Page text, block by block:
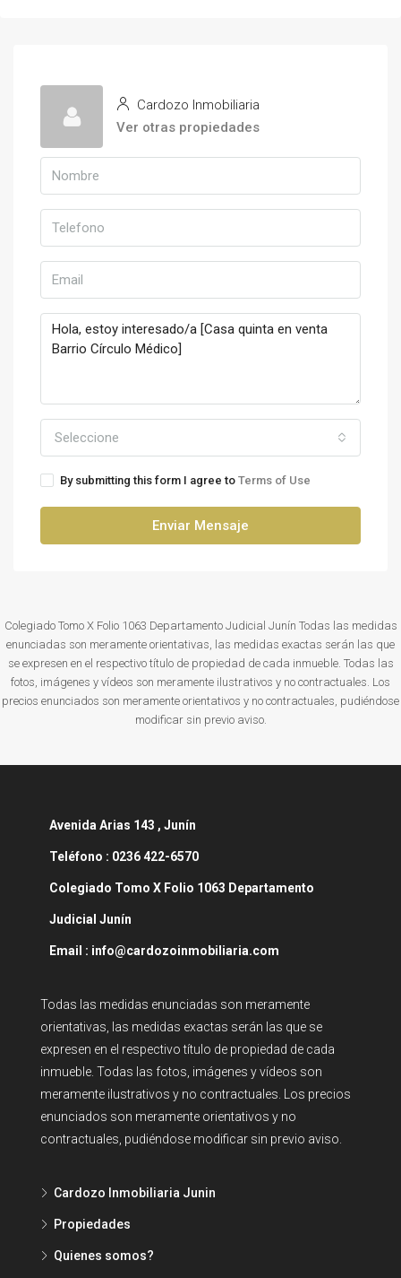
Cardozo Inmobiliaria
Ver otras propiedades
Seleccione
By submitting this form I agree to Terms of Use
Enviar Mensaje
Colegiado Tomo X Folio 1063 Departamento Judicial Junín Todas las medidas
enunciadas son meramente orientativas, las medidas exactas serán las que
se expresen en el respectivo título de propiedad de cada inmueble. Todas las
fotos, imágenes y vídeos son meramente ilustrativos y no contractuales. Los
precios enunciados son meramente orientativos y no contractuales, pudiéndose
modificar sin previo aviso.
Avenida Arias 143 , Junín
Teléfono : 0236 422-6570
Colegiado Tomo X Folio 1063 Departamento
Judicial Junín
Email : info@cardozoinmobiliaria.com
Todas las medidas enunciadas son meramente
orientativas, las medidas exactas serán las que se
expresen en el respectivo título de propiedad de cada
inmueble. Todas las fotos, imágenes y vídeos son
meramente ilustrativos y no contractuales. Los precios
enunciados son meramente orientativos y no
contractuales, pudiéndose modificar sin previo aviso.
Cardozo Inmobiliaria Junin
Propiedades
Quienes somos?